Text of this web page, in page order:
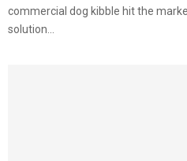
commercial dog kibble hit the
solution...